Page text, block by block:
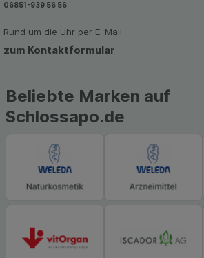
zu gestalten. Bitte beachten Sie,
soziale Medien übertragen werden.
06851-939 56 56
Rund um die Uhr per E-Mail
zum Kontaktformular
Beliebte Marken auf
Schlossapo.de